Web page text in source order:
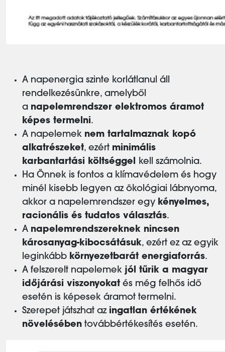
A napenergia szinte korlátlanul áll
rendelkezésünkre, amelyből
a napelemrendszer elektromos áramot
képes termelni.
A napelemek nem tartalmaznak kopó
alkatrészeket, ezért minimális
karbantartási költséggel kell számolnia.
Ha Önnek is fontos a klímavédelem és hogy
minél kisebb legyen az ökológiai lábnyoma,
akkor a napelemrendszer egy kényelmes,
racionális és tudatos választás.
A napelemrendszereknek nincsen
károsanyag-kibocsátásuk, ezért ez az egyik
leginkább környezetbarát energiaforrás.
A felszerelt napelemek jól tűrik a magyar
időjárási viszonyokat és még felhős idő
esetén is képesek áramot termelni.
Szerepet játszhat az ingatlan értékének
növelésében továbbértékesítés esetén.